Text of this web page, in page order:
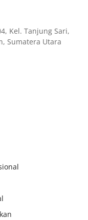
Kel. Tanjung Sari,
Sumatera Utara